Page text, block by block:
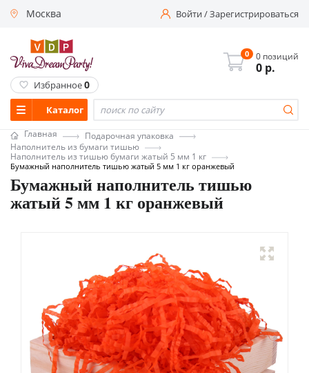
Москва Войти/Зарегистрироваться
Каталог
0 0 позиций
0 р.
Избранное0
Главная
Подарочная упаковка
Наполнитель из бумаги тишью
Наполнитель из тишью бумаги жатый 5 мм 1 кг
Бумажный наполнитель тишью жатый 5 мм 1 кг оранжевый
Бумажный наполнитель тишью
жатый 5 мм 1 кг оранжевый